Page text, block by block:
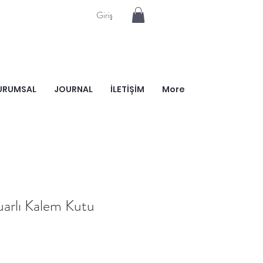
Giriş
JOURNAL İLETİŞİM More
Kalem Kutu